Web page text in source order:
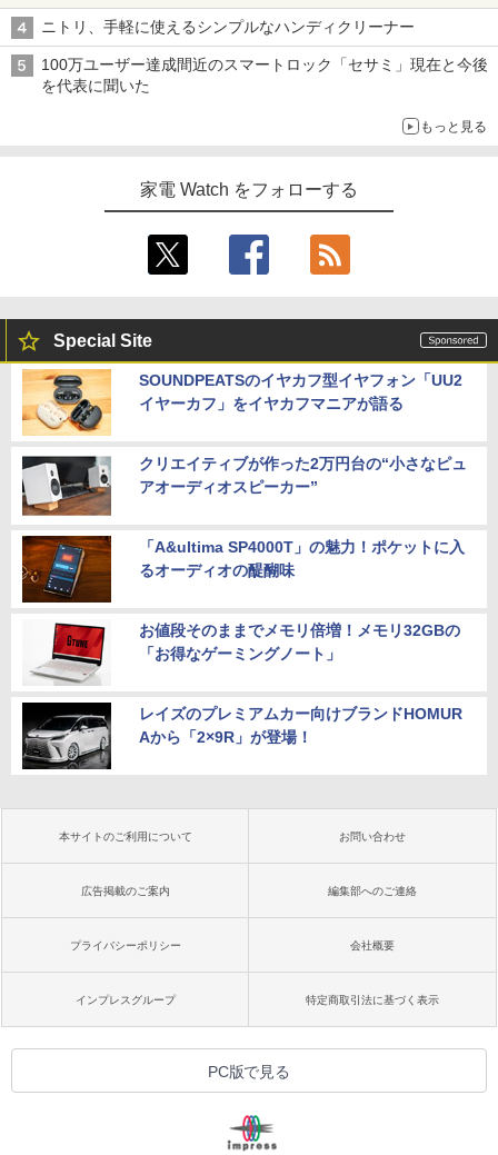
ニトリ、手軽に使えるシンプルなハンディクリーナー
100万ユーザー達成間近のスマートロック「セサミ」現在と今後
を代表に聞いた
もっと見る
家電 Watch をフォローする
Special Site
SOUNDPEATSのイヤカフ型イヤフォン「UU2
イヤーカフ」をイヤカフマニアが語る
クリエイティブが作った2万円台の“小さなピュ
アオーディオスピーカー”
「A&ultima SP4000T」の魅力！ポケットに入
るオーディオの醍醐味
お値段そのままでメモリ倍増！メモリ32GBの
「お得なゲーミングノート」
レイズのプレミアムカー向けブランドHOMUR
Aから「2×9R」が登場！
本サイトのご利用について お問い合わせ
広告掲載のご案内 編集部へのご連絡
プライバシーポリシー 会社概要
インプレスグループ 特定商取引法に基づく表示
PC版で見る